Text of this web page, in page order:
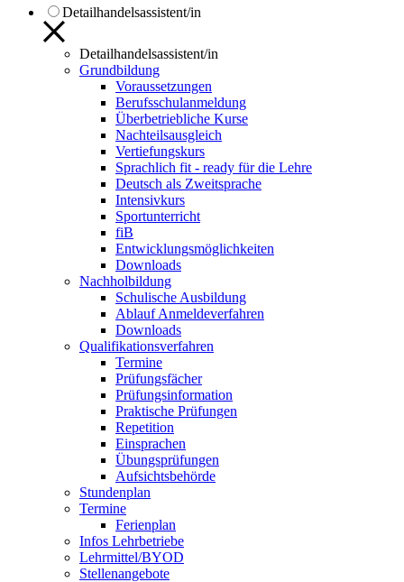
Detailhandelsassistent/in
Detailhandelsassistent/in
Grundbildung
Voraussetzungen
Berufsschulanmeldung
Überbetriebliche Kurse
Nachteilsausgleich
Vertiefungskurs
Sprachlich fit - ready für die Lehre
Deutsch als Zweitsprache
Intensivkurs
Sportunterricht
fiB
Entwicklungsmöglichkeiten
Downloads
Nachholbildung
Schulische Ausbildung
Ablauf Anmeldeverfahren
Downloads
Qualifikationsverfahren
Termine
Prüfungsfächer
Prüfungsinformation
Praktische Prüfungen
Repetition
Einsprachen
Übungsprüfungen
Aufsichtsbehörde
Stundenplan
Termine
Ferienplan
Infos Lehrbetriebe
Lehrmittel/BYOD
Stellenangebote